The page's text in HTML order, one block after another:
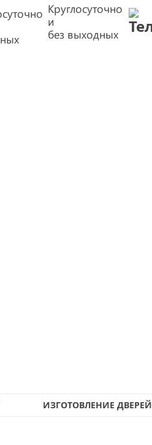
Круглосуточно
и
без выходных
ИЗГОТОВЛЕНИЕ ДВЕРЕЙ